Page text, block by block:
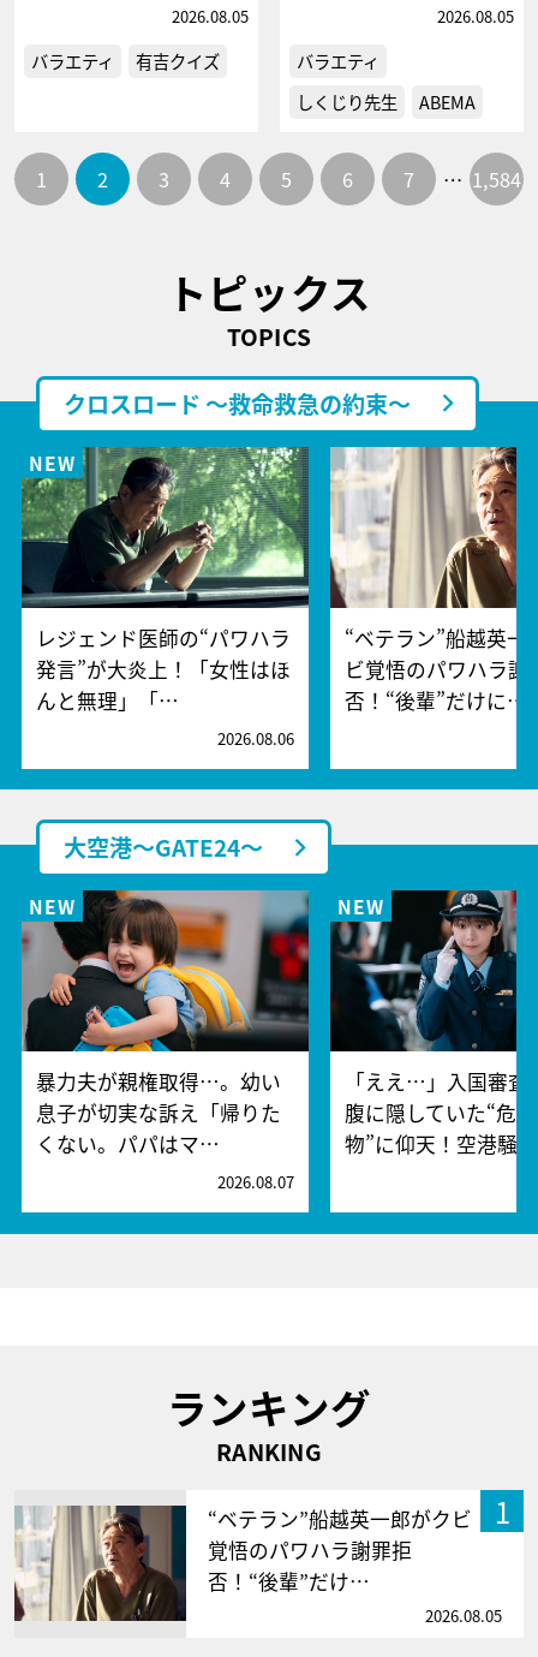
2026.08.05
バラエティ 有吉クイズ
2026.08.05
バラエティ
しくじり先生
ABEMA
1 2 3 4 5 6 7 … 1,584
トピックス
TOPICS
クロスロード ～救命救急の約束～
レジェンド医師の“パワハラ
発言”が大炎上！「女性はほ
んと無理」「…
2026.08.06
“ベテラン”船越英一
ビ覚悟のパワハラ謝
否！“後輩”だけに…
大空港～GATE24～
暴力夫が親権取得…。幼い
息子が切実な訴え「帰りた
くない。パパはマ…
2026.08.07
「ええ…」入国審査
腹に隠していた“危
物”に仰天！空港騒
ランキング
RANKING
1
“ベテラン”船越英一郎がクビ
覚悟のパワハラ謝罪拒
否！“後輩”だけ…
2026.08.05